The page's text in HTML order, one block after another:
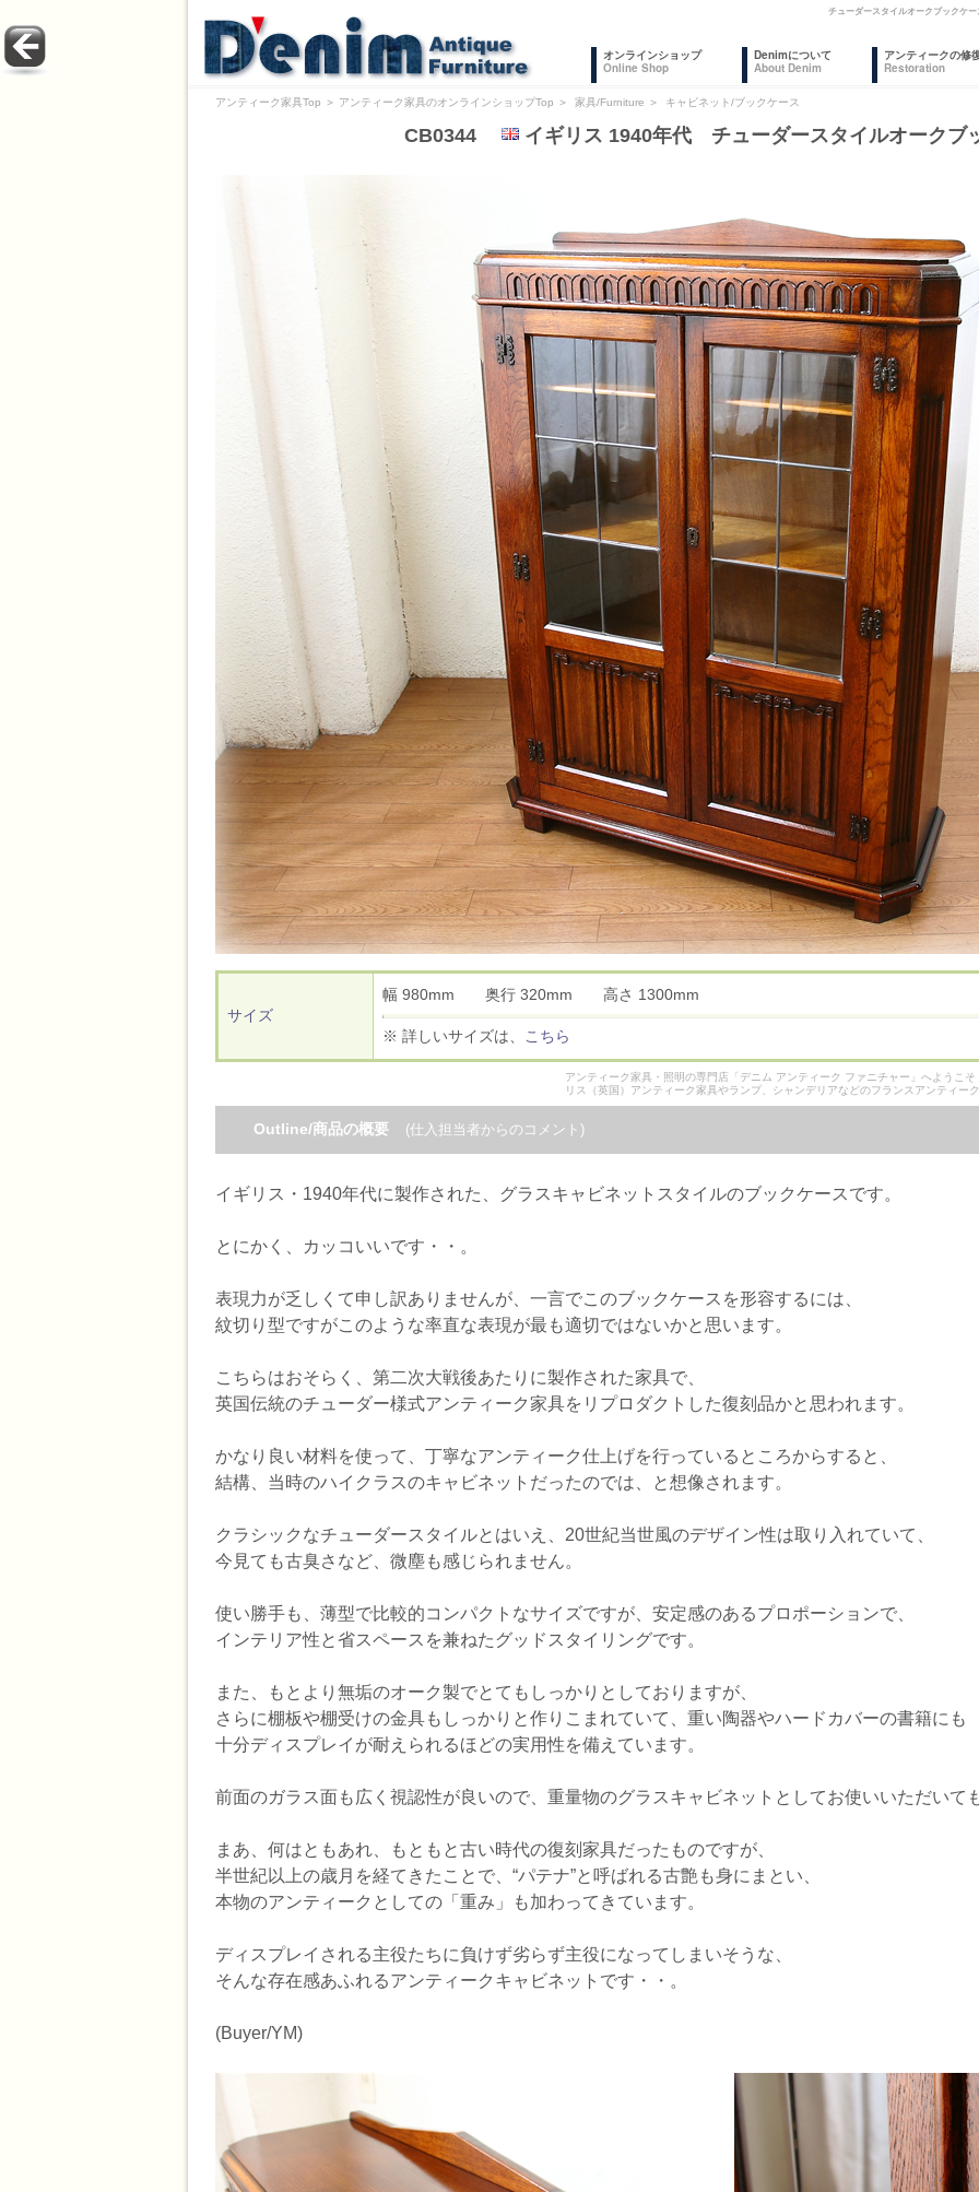
チューダースタイルオークブックケ
オンラインショップ
Online Shop
Denimについて
About Denim
アンティークの修
Restoration
アンティーク家具Top ＞ アンティーク家具のオンラインショップTop ＞ 家具/Furniture ＞ キャビネット/ブックケース
CB0344 イギリス 1940年代 チューダースタイルオークブ
サイズ
幅 980mm 奥行 320mm 高さ 1300mm
※ 詳しいサイズは、 こちら
アンティーク家具・照明の専門店「デニム アンティーク ファニチャー」へようこ
リス（英国）アンティーク家具やランプ、シャンデリアなどのフランスアンティー
Outline/商品の概要 (仕入担当者からのコメント)
イギリス・1940年代に製作された、グラスキャビネットスタイルのブックケースです。
とにかく、カッコいいです・・。
表現力が乏しくて申し訳ありませんが、一言でこのブックケースを形容するには、
紋切り型ですがこのような率直な表現が最も適切ではないかと思います。
こちらはおそらく、第二次大戦後あたりに製作された家具で、
英国伝統のチューダー様式アンティーク家具をリプロダクトした復刻品かと思われます。
かなり良い材料を使って、丁寧なアンティーク仕上げを行っているところからすると、
結構、当時のハイクラスのキャビネットだったのでは、と想像されます。
クラシックなチューダースタイルとはいえ、20世紀当世風のデザイン性は取り入れていて、
今見ても古臭さなど、微塵も感じられません。
使い勝手も、薄型で比較的コンパクトなサイズですが、安定感のあるプロポーションで、
インテリア性と省スペースを兼ねたグッドスタイリングです。
また、もとより無垢のオーク製でとてもしっかりとしておりますが、
さらに棚板や棚受けの金具もしっかりと作りこまれていて、重い陶器やハードカバーの書籍にも
十分ディスプレイが耐えられるほどの実用性を備えています。
前面のガラス面も広く視認性が良いので、重量物のグラスキャビネットとしてお使いいただいて
まあ、何はともあれ、もともと古い時代の復刻家具だったものですが、
半世紀以上の歳月を経てきたことで、“パテナ”と呼ばれる古艶も身にまとい、
本物のアンティークとしての「重み」も加わってきています。
ディスプレイされる主役たちに負けず劣らず主役になってしまいそうな、
そんな存在感あふれるアンティークキャビネットです・・。
(Buyer/YM)